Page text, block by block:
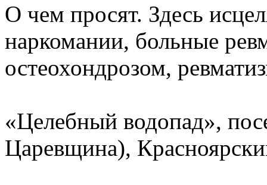
О чем просят. Здесь
наркомании, больные
остеохондрозом,
«Целебный водопад»,
Царевщина),